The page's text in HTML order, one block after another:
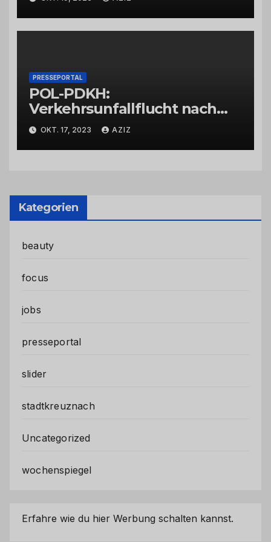
PRESSEPORTAL
POL-PDKH:
Verkehrsunfallflucht nach
Abbiegevorgang
OKT. 17, 2023 AZIZ
Kategorien
beauty
focus
jobs
presseportal
slider
stadtkreuznach
Uncategorized
wochenspiegel
Erfahre wie du hier Werbung schalten kannst.